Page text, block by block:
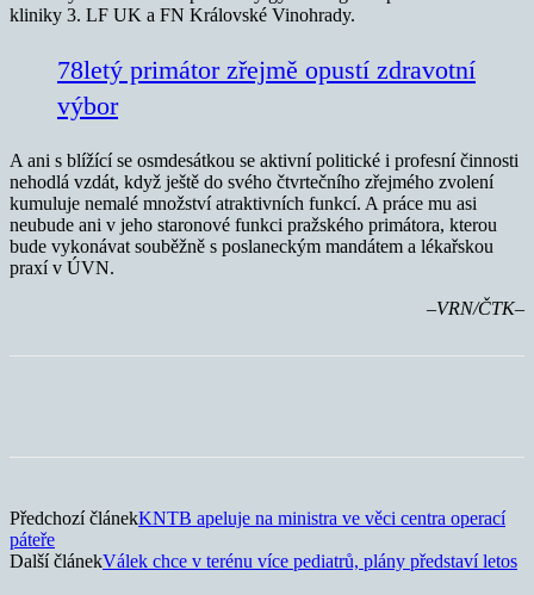
kliniky 3. LF UK a FN Královské Vinohrady.
78letý primátor zřejmě opustí zdravotní
výbor
A ani s blížící se osmdesátkou se aktivní politické i profesní činnosti
nehodlá vzdát, když ještě do svého čtvrtečního zřejmého zvolení
kumuluje nemalé množství atraktivních funkcí. A práce mu asi
neubude ani v jeho staronové funkci pražského primátora, kterou
bude vykonávat souběžně s poslaneckým mandátem a lékařskou
praxí v ÚVN.
–VRN/ČTK–
Předchozí článekKNTB apeluje na ministra ve věci centra operací
páteře
Další článekVálek chce v terénu více pediatrů, plány představí letos